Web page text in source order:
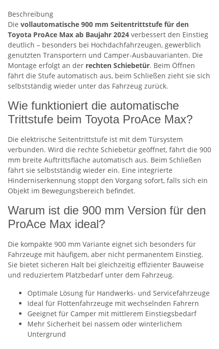
Beschreibung
Die vollautomatische 900 mm Seitentrittstufe für den
Toyota ProAce Max ab Baujahr 2024 verbessert den Einstieg
deutlich – besonders bei Hochdachfahrzeugen, gewerblich
genutzten Transportern und Camper-Ausbauvarianten. Die
Montage erfolgt an der rechten Schiebetür. Beim Öffnen
fährt die Stufe automatisch aus, beim Schließen zieht sie sich
selbstständig wieder unter das Fahrzeug zurück.
Wie funktioniert die automatische
Trittstufe beim Toyota ProAce Max?
Die elektrische Seitentrittstufe ist mit dem Türsystem
verbunden. Wird die rechte Schiebetür geöffnet, fährt die 900
mm breite Auftrittsfläche automatisch aus. Beim Schließen
fährt sie selbstständig wieder ein. Eine integrierte
Hinderniserkennung stoppt den Vorgang sofort, falls sich ein
Objekt im Bewegungsbereich befindet.
Warum ist die 900 mm Version für den
ProAce Max ideal?
Die kompakte 900 mm Variante eignet sich besonders für
Fahrzeuge mit häufigem, aber nicht permanentem Einstieg.
Sie bietet sicheren Halt bei gleichzeitig effizienter Bauweise
und reduziertem Platzbedarf unter dem Fahrzeug.
Optimale Lösung für Handwerks- und Servicefahrzeuge
Ideal für Flottenfahrzeuge mit wechselnden Fahrern
Geeignet für Camper mit mittlerem Einstiegsbedarf
Mehr Sicherheit bei nassem oder winterlichem
Untergrund